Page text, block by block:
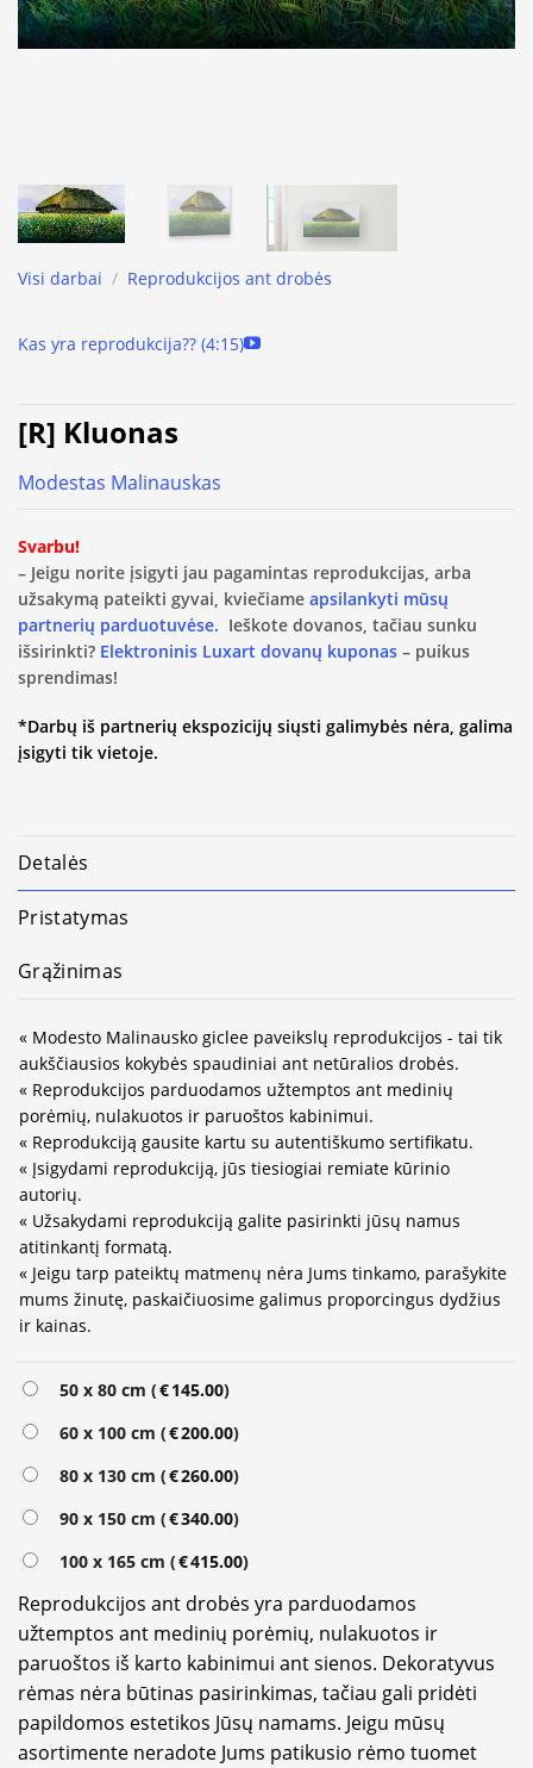
Visi darbai / Reprodukcijos ant drobės
Kas yra reprodukcija?? (4:15)
[R] Kluonas
Modestas Malinauskas
Svarbu!
– Jeigu norite įsigyti jau pagamintas reprodukcijas, arba
užsakymą pateikti gyvai, kviečiame apsilankyti mūsų
partnerių parduotuvėse. Ieškote dovanos, tačiau sunku
išsirinkti? Elektroninis Luxart dovanų kuponas – puikus
sprendimas!
*Darbų iš partnerių ekspozicijų siųsti galimybės nėra, galima
įsigyti tik vietoje.
Detalės
Pristatymas
Grąžinimas
« Modesto Malinausko giclee paveikslų reprodukcijos - tai tik
aukščiausios kokybės spaudiniai ant netūralios drobės.
« Reprodukcijos parduodamos užtemptos ant medinių
porėmių, nulakuotos ir paruoštos kabinimui.
« Reprodukciją gausite kartu su autentiškumo sertifikatu.
« Įsigydami reprodukciją, jūs tiesiogiai remiate kūrinio
autorių.
« Užsakydami reprodukciją galite pasirinkti jūsų namus
atitinkantį formatą.
« Jeigu tarp pateiktų matmenų nėra Jums tinkamo, parašykite
mums žinutę, paskaičiuosime galimus proporcingus dydžius
ir kainas.
50 x 80 cm (€145.00)
60 x 100 cm (€200.00)
80 x 130 cm (€260.00)
90 x 150 cm (€340.00)
100 x 165 cm (€415.00)
Reprodukcijos ant drobės yra parduodamos
užtemptos ant medinių porėmių, nulakuotos ir
paruoštos iš karto kabinimui ant sienos. Dekoratyvus
rėmas nėra būtinas pasirinkimas, tačiau gali pridėti
papildomos estetikos Jūsų namams. Jeigu mūsų
asortimente neradote Jums patikusio rėmo tuomet
Alternative: